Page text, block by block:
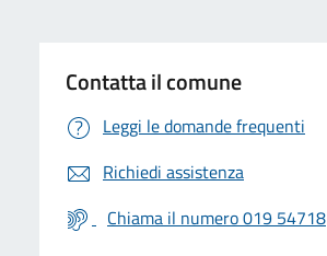
Contatta il comune
Leggi le domande frequenti
Richiedi assistenza
Chiama il numero 019 54718